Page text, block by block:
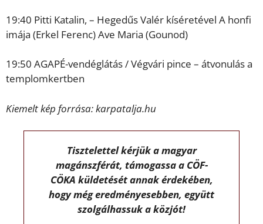
19:40 Pitti Katalin, – Hegedűs Valér kíséretével A honfi
imája (Erkel Ferenc) Ave Maria (Gounod)
19:50 AGAPÉ-vendéglátás / Végvári pince – átvonulás a
templomkertben
Kiemelt kép forrása: karpatalja.hu
Tisztelettel kérjük a magyar
magánszférát, támogassa a CÖF-
CÖKA küldetését annak érdekében,
hogy még eredményesebben, együtt
szolgálhassuk a közjót!